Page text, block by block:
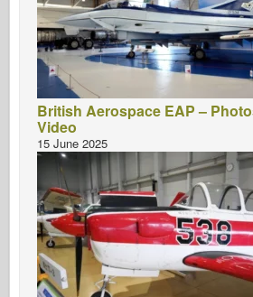
British Aerospace EAP –
Video
15 June 2025